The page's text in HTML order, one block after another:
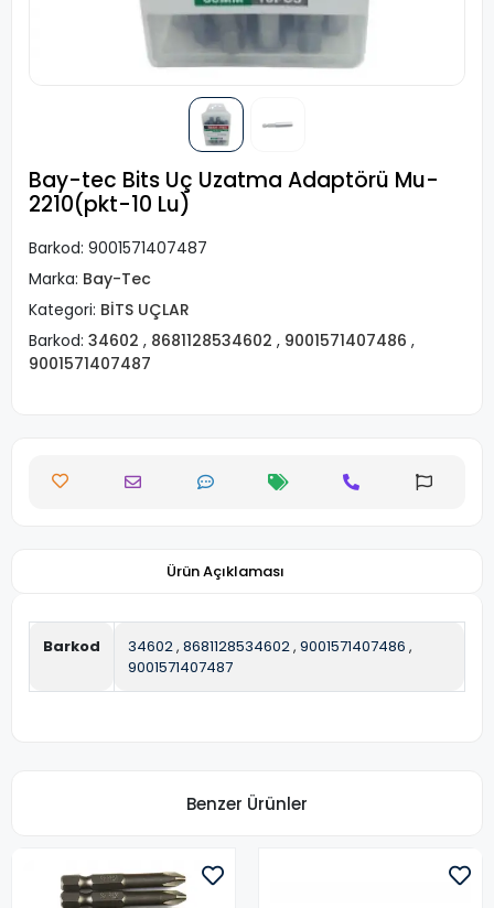
Bay-tec Bits Uç Uzatma Adaptörü Mu-
2210(pkt-10 Lu)
Barkod: 9001571407487
Marka: Bay-Tec
Kategori: BİTS UÇLAR
Barkod: 34602 , 8681128534602 , 9001571407486 ,
9001571407487
Ürün Açıklaması
Barkod 34602, 8681128534602, 9001571407486 ,
9001571407487
Benzer Ürünler